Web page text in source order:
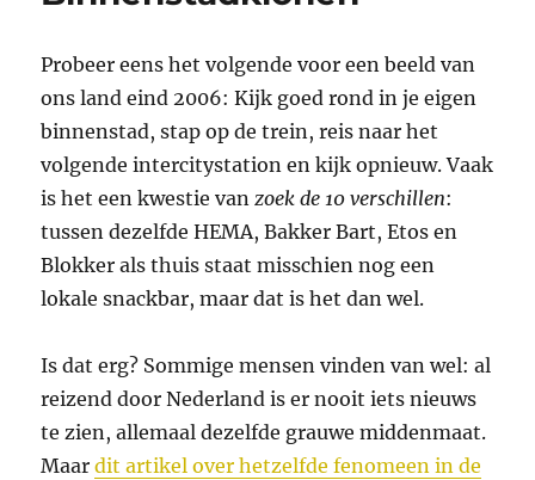
Probeer eens het volgende voor een beeld van
ons land eind 2006: Kijk goed rond in je eigen
binnenstad, stap op de trein, reis naar het
volgende intercitystation en kijk opnieuw. Vaak
is het een kwestie van zoek de 10 verschillen:
tussen dezelfde HEMA, Bakker Bart, Etos en
Blokker als thuis staat misschien nog een
lokale snackbar, maar dat is het dan wel.
Is dat erg? Sommige mensen vinden van wel: al
reizend door Nederland is er nooit iets nieuws
te zien, allemaal dezelfde grauwe middenmaat.
Maardit artikel over hetzelfde fenomeen in de